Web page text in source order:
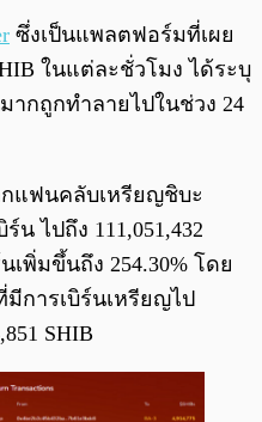
ซึ่งเป็นแพลตฟอร์มที่เผย
ในแต่ละชั่วโมง ได้ระบุ
ากถูกทำลายไปในช่วง 24
แฟนคลับเหรียญชิบะ
น ไปถึง 111,051,432
เพิ่มขึ้นถึง 254.30% โดย
การเบิร์นเหรียญไป
SHIB